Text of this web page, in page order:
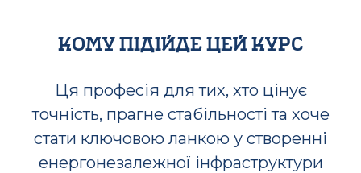
кому підійде цей курс
Ця професія для тих, хто цінує
точність, прагне стабільності та хоче
стати ключовою ланкою у створенні
енергонезалежної інфраструктури